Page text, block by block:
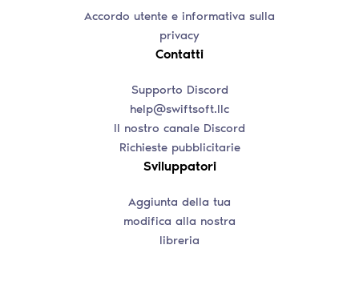
Accordo utente e informativa sulla
privacy
Contatti
Supporto Discord
help@swiftsoft.llc
Il nostro canale Discord
Richieste pubblicitarie
Sviluppatori
Aggiunta della tua
modifica alla nostra
libreria